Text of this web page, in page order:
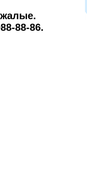
88-86.